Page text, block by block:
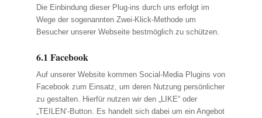
Die Einbindung dieser Plug-ins durch uns erfolgt im
Wege der sogenannten Zwei-Klick-Methode um
Besucher unserer Webseite bestmöglich zu schützen.
6.1 Facebook
Auf unserer Website kommen Social-Media Plugins von
Facebook zum Einsatz, um deren Nutzung persönlicher
zu gestalten. Hierfür nutzen wir den „LIKE“ oder
„TEILEN‘-Button. Es handelt sich dabei um ein Angebot